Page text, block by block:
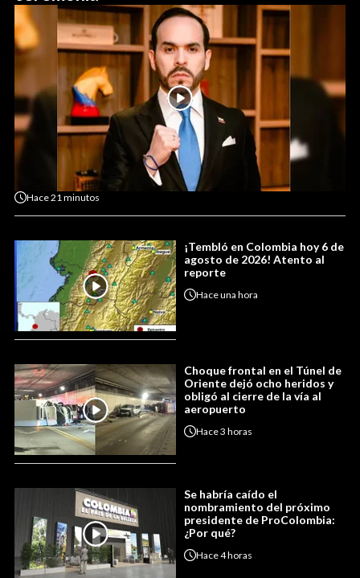
Hace21 minutos
¡Tembló en Colombia hoy 6 de
agosto de 2026! Atento al
reporte
Haceuna hora
Choque frontal en el Túnel de
Oriente dejó ocho heridos y
obligó al cierre de la vía al
aeropuerto
Hace3 horas
Se habría caído el
nombramiento del próximo
presidente de ProColombia:
¿Por qué?
Hace4 horas